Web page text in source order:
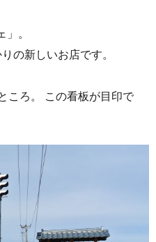
。
の新しいお店です。
ころ。 この看板が目印で